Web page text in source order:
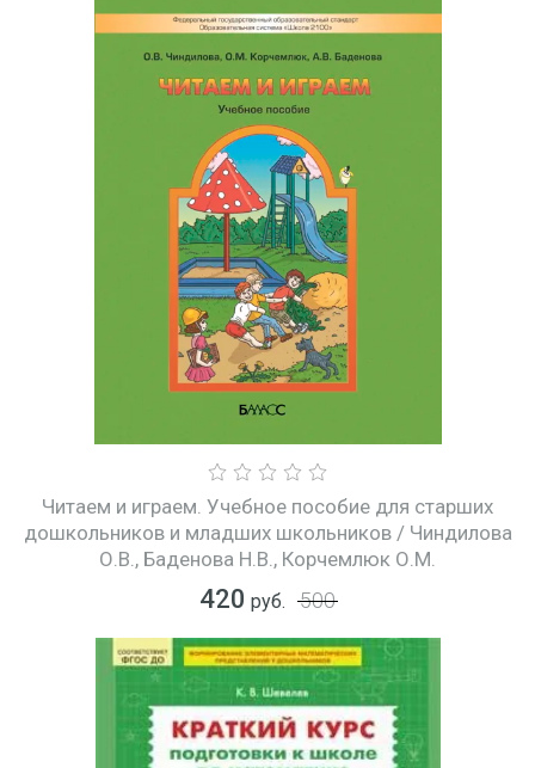
Читаем и играем. Учебное пособие для старших
дошкольников и младших школьников / Чиндилова
О.В., Баденова Н.В., Корчемлюк О.М.
420 руб. 500